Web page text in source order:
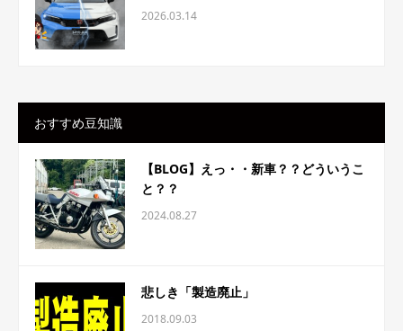
2026.03.14
おすすめ豆知識
【BLOG】えっ・・新車？？どういうこ
と？？
2024.08.27
悲しき「製造廃止」
2018.09.03